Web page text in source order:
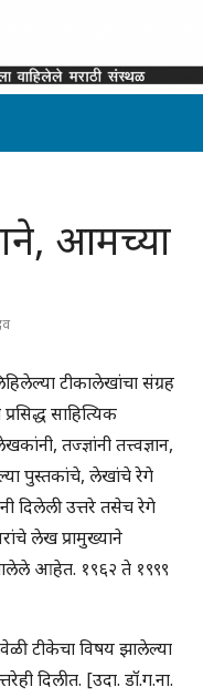
आमच्या
टीकालेखांचा संग्रह
साहित्यिक
तज्ज्ञांनी तत्त्वज्ञान,
पुस्तकांचे, लेखांचे रेगे
दिलेली उत्तरे तसेच रेगे
लेख प्रामुख्याने
आहेत. १९६२ ते १९९९
टीकेचा विषय झालेल्या
दिलीत. [उदा. डॉ.ग.ना.